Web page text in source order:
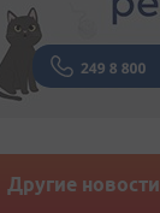
Другие новости